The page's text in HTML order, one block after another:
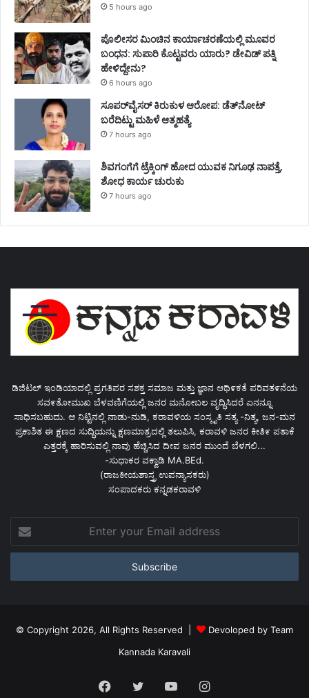
5 hours ago
ಪೊಲೀಸರ ಮಿಂಚಿನ ಕಾರ್ಯಾಚರಣೆಯಲ್ಲಿ ಮೂವರ
ಬಂಧನ: ಸುಪಾರಿ ಕೊಟ್ಟವರು ಯಾರು? ಡೇವಿಡ್ ಪತ್ನಿ
ಹೇಳಿದ್ದೇನು?
6 hours ago
ಸೂಪರ್‌ವೈಸರ್‌ ಕಿರುಕುಳ ಆರೋಪ: ಡೆತ್‌ನೋಟ್‌
ಬರೆದಿಟ್ಟು ಮಹಿಳೆ ಆತ್ಮಹತ್ಯೆ
7 hours ago
ಶಿವಗಂಗೆಗೆ ಟ್ರೆಕ್ಕಿಂಗ್‌ ಹೋದ ಯುವಕ ನಿಗೂಢ ನಾಪತ್ತೆ,
ಶೋಧ ಕಾರ್ಯ ಚುರುಕು
7 hours ago
ಡಿಜಿಟಲ್ ಇಂಡಿಯಾದಲ್ಲಿ ಪ್ರಗತಿಪರ ಸಶಕ್ತ ಸಮಾಜ ಮತ್ತು ಜ್ಞಾನ ಆಥಿ೯ಕತೆ ಪರಿವತ೯ನೆಯ
ಸವ೯ತೋಮುಖ ಬೆಳವಣಿಗೆಯಲ್ಲಿ ಜನರ ಮನೋಬಲ ವೃದ್ಧಿಸಿದರೆ ಏನನ್ನೂ
ಸಾಧಿಸಬಹುದು. ಆ ನಿಟ್ಟಿನಲ್ಲಿ ನಾಡು-ನುಡಿ, ಕರಾವಳಿಯ ಸಂಸ್ಕೃತಿ ಸತ್ಯ -ನಿತ್ಯ, ಜನ-ಮನ
ಪ್ರಕಾಶಿತ ಈ ಕ್ಷಣದ ಸುದ್ಧಿಯನ್ನು ಕ್ಷಣಮಾತ್ರದಲ್ಲಿ ತಲುಪಿಸಿ, ಕರಾವಳಿ ಜನರ ಕೀತಿ೯ ಪತಾಕೆ
ಎತ್ತರಕ್ಕೆ ಹಾರಿಸುವಲ್ಲಿ ನಾವು ಹೆಚ್ಚಿಸಿದ ದೀಪ ಜನರ ಮುಂದೆ ಬೆಳಗಲಿ...
-ಸುಧಾಕರ ವಕ್ವಾಡಿ MA.BEd.
(ರಾಜಕೀಯಶಾಸ್ತ್ರ ಉಪನ್ಯಾಸಕರು)
ಸಂಪಾದಕರು ಕನ್ನಡಕರಾವಳಿ
your
Email
© Copyright 2026, All Rights Reserved |
Devoloped by Team
Kannada Karavali
Facebook
TwitterYouTubeInstagram